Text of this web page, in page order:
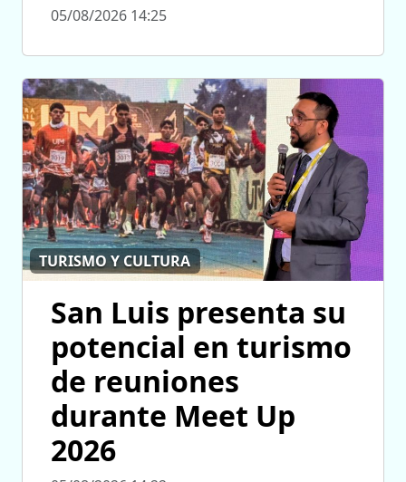
05/08/2026 14:25
TURISMO Y CULTURA
San Luis presenta su
potencial en turismo
de reuniones
durante Meet Up
2026